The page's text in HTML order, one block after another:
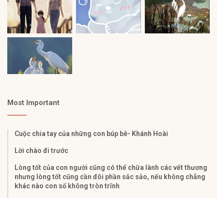
Most Important
Cuộc chia tay của những con búp bê- Khánh Hoài
Lời chào đi trước
Lòng tốt của con người cũng có thể chữa lành các vết thương
nhưng lòng tốt cũng cần đôi phần sắc sảo, nếu không chẳng
khác nào con số không tròn trĩnh